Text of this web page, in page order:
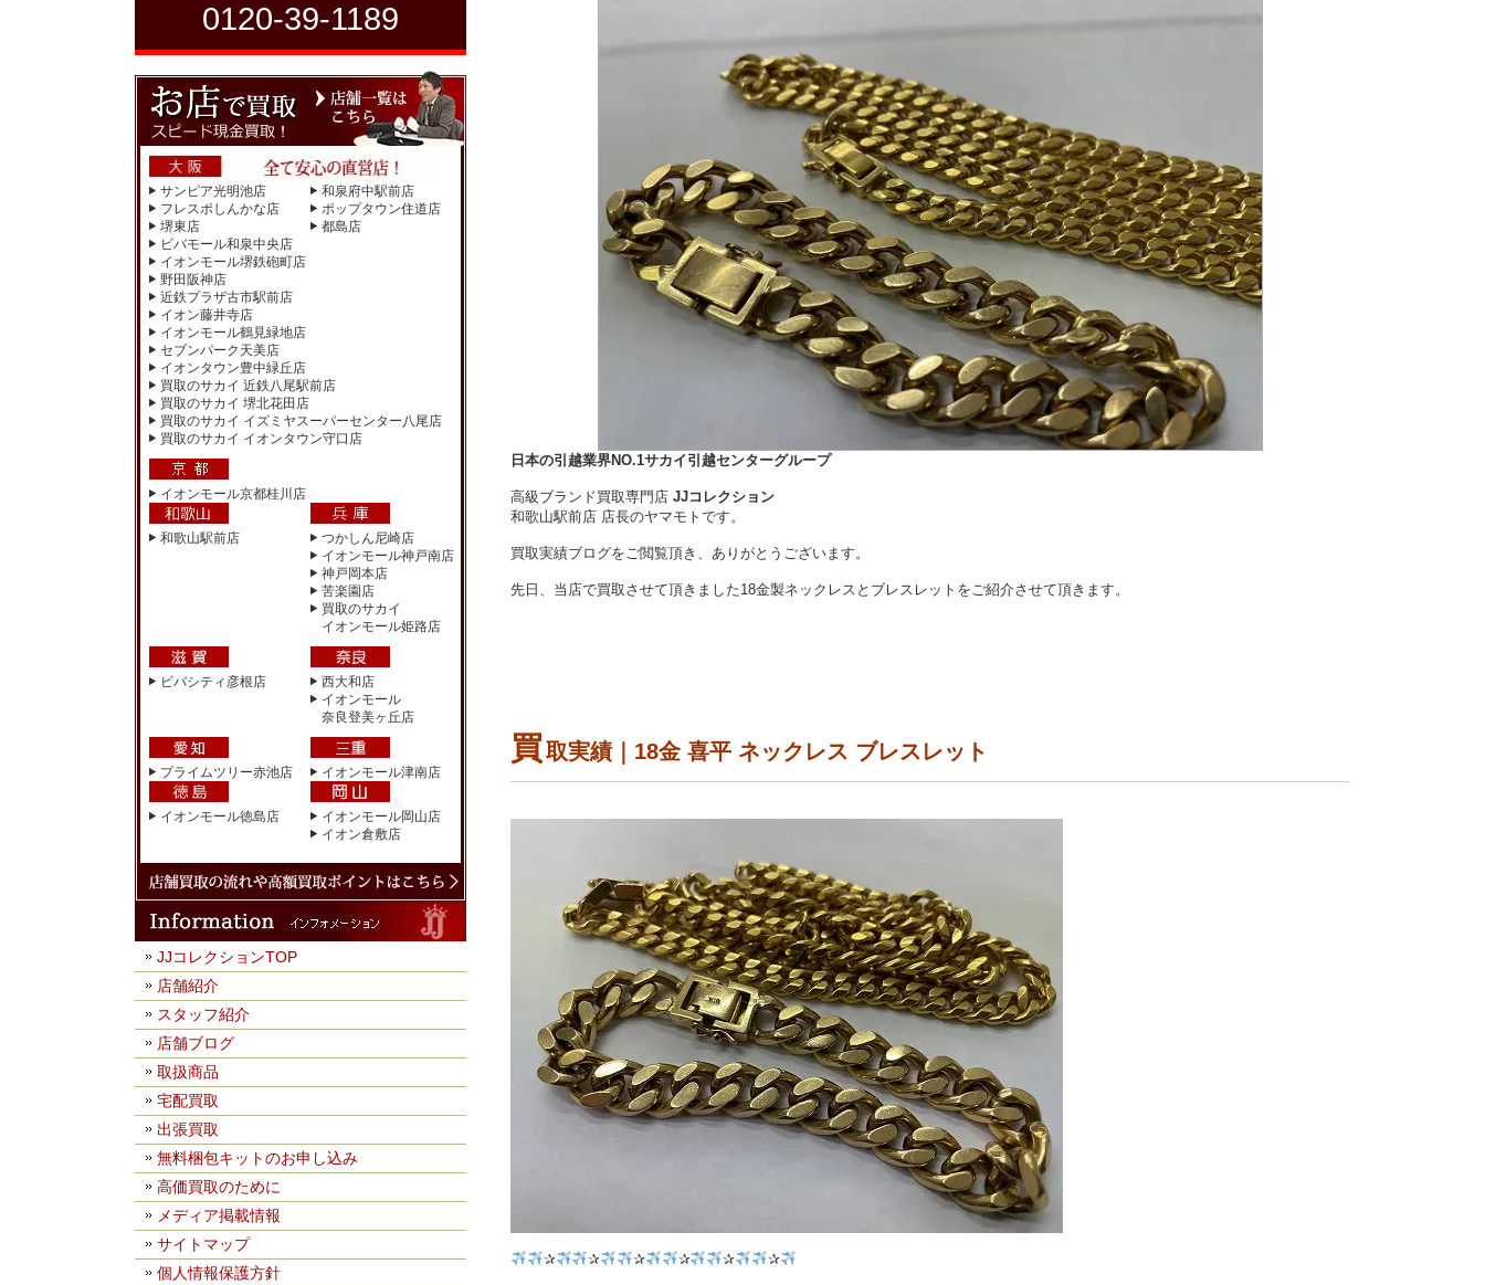
0120-39-1189
サンピア光明池店
フレスポしんかな店
堺東店
和泉府中駅前店
ポップタウン住道店
都島店
ビバモール和泉中央店
イオンモール堺鉄砲町店
野田阪神店
近鉄プラザ古市駅前店
イオン藤井寺店
イオンモール鶴見緑地店
セブンパーク天美店
イオンタウン豊中緑丘店
買取のサカイ 近鉄八尾駅前店
買取のサカイ 堺北花田店
買取のサカイ イズミヤスーパーセンター八尾店
買取のサカイ イオンタウン守口店
イオンモール京都桂川店
和歌山駅前店
つかしん尼崎店
イオンモール神戸南店
神戸岡本店
苦楽園店
買取のサカイ
イオンモール姫路店
ビバシティ彦根店
西大和店
イオンモール
奈良登美ヶ丘店
プライムツリー赤池店 イオンモール津南店
イオンモール徳島店
イオンモール岡山店
イオン倉敷店
JJコレクションTOP
店舗紹介
スタッフ紹介
店舗ブログ
取扱商品
宅配買取
出張買取
無料梱包キットのお申し込み
高価買取のために
メディア掲載情報
サイトマップ
個人情報保護方針
日本の引越業界NO.1サカイ引越センターグループ
高級ブランド買取専門店 JJコレクション
和歌山駅前店 店長のヤマモトです。
買取実績ブログをご閲覧頂き、ありがとうございます。
先日、当店で買取させて頂きました18金製ネックレスとブレスレットをご紹介させて頂きます。
買取実績｜18金 喜平 ネックレス ブレスレット
✰ ✰ ✰ ✰ ✰ ✰